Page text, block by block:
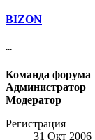
BIZON
...
Команда форума
Администратор
Модератор
Регистрация
31 Окт 2006